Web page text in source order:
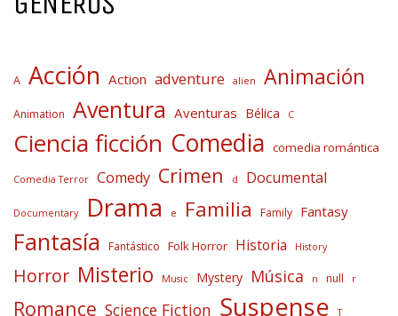
A Acción Action adventure alien Animación
Animation Aventura Aventuras Bélica C
Ciencia ficción Comedia comedia romántica
Comedia Terror Comedy Crimen d Documental
Documentary Drama e Familia Family Fantasy
Fantasía Fantástico Folk Horror Historia History
Horror Misterio Music Mystery Música n null r
Romance Science Fiction Suspense T